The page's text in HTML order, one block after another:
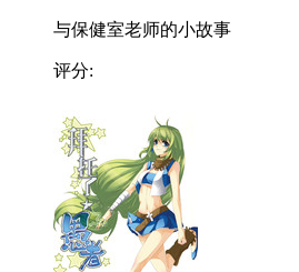
与保健室老师的小故事
评分: